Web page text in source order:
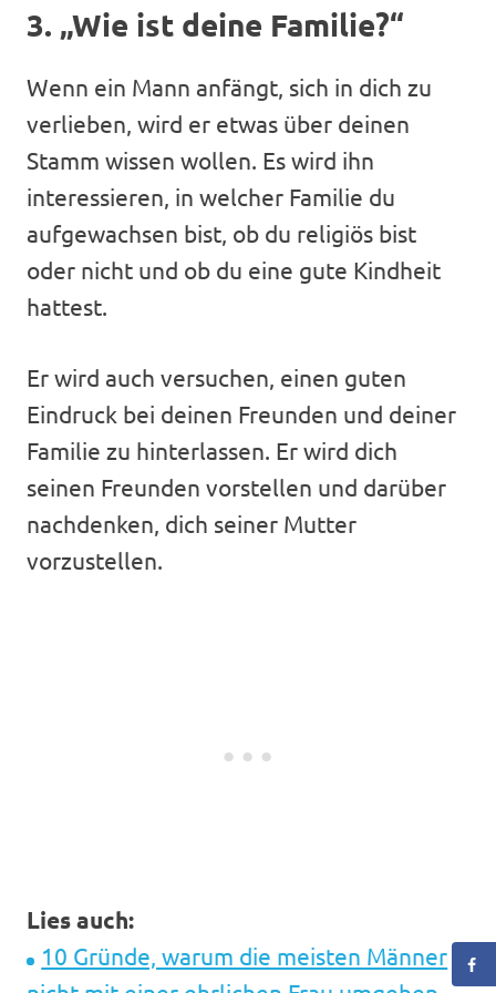
3. „Wie ist deine Familie?“
Wenn ein Mann anfängt, sich in dich zu
verlieben, wird er etwas über deinen
Stamm wissen wollen. Es wird ihn
interessieren, in welcher Familie du
aufgewachsen bist, ob du religiös bist
oder nicht und ob du eine gute Kindheit
hattest.
Er wird auch versuchen, einen guten
Eindruck bei deinen Freunden und deiner
Familie zu hinterlassen. Er wird dich
seinen Freunden vorstellen und darüber
nachdenken, dich seiner Mutter
vorzustellen.
Lies auch:
10 Gründe, warum die meisten Männer